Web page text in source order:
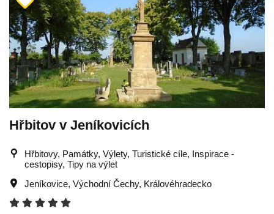
Hřbitov v Jeníkovicích
Hřbitovy, Památky, Výlety, Turistické cíle, Inspirace -
cestopisy, Tipy na výlet
Jeníkovice, Východní Čechy, Královéhradecko